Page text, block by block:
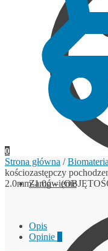
Zamówienie
0
Strona główna /
kościozastępczy
2.0mm-1.0g –
Opis
Opinie